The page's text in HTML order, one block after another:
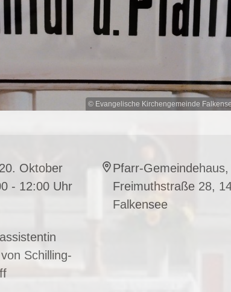
© Evangelische Kirchengemeinde
Oktober
- 12:00 Uhr
Pfarr-Gemeindehaus,
Freimuthstraße 28,
Falkensee
Schilling-